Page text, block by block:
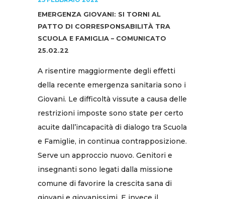
EMERGENZA GIOVANI: SI TORNI AL
PATTO DI CORRESPONSABILITÀ TRA
SCUOLA E FAMIGLIA – COMUNICATO
25.02.22
A risentire maggiormente degli effetti
della recente emergenza sanitaria sono i
Giovani. Le difficoltà vissute a causa delle
restrizioni imposte sono state per certo
acuite dall’incapacità di dialogo tra Scuola
e Famiglie, in continua contrapposizione.
Serve un approccio nuovo. Genitori e
insegnanti sono legati dalla missione
comune di favorire la crescita sana di